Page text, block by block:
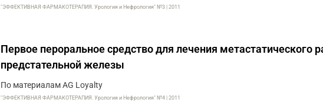
"ЭФФЕКТИВНАЯ ФАРМАКОТЕРАПИЯ. Урология и Нефрология" №3 | 2011
Первое пероральное средство для лечения метастатического
предстательной железы
По материалам AG Loyalty
"ЭФФЕКТИВНАЯ ФАРМАКОТЕРАПИЯ. Урология и Нефрология" №4 | 2011